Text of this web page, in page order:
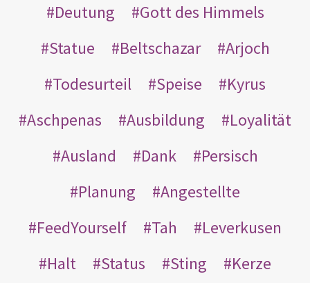
Deutung
Gott des Himmels
Statue
Beltschazar
Arjoch
Todesurteil
Speise
Kyrus
Aschpenas
Ausbildung
Loyalität
Ausland
Dank
Persisch
Planung
Angestellte
FeedYourself
Tah
Leverkusen
Halt
Status Sting Kerze